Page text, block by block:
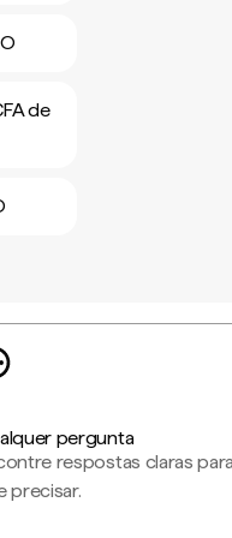
de
pergunta
respostas claras
precisar.